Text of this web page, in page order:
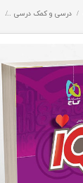
درسی و کمک درسی